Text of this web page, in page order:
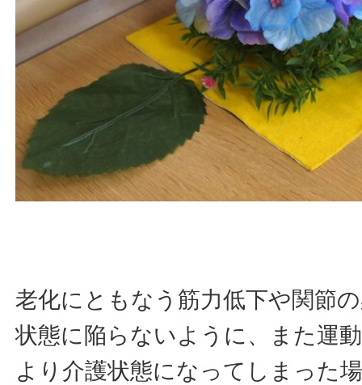
老化にともなう筋力低下や関節
状態に陥らないように、また運
より介護状態になってしまった